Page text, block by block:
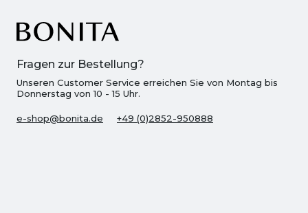
Fragen zur Bestellung?
Unseren Customer Service erreichen Sie von Montag bis
Donnerstag von 10 - 15 Uhr.
e-shop@bonita.de +49 (0)2852-950888